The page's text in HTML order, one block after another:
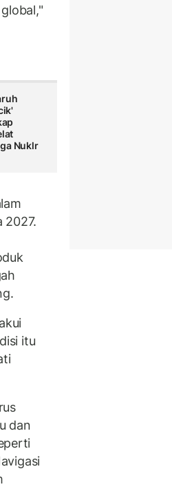
Nuklr
2027.
itu
dan